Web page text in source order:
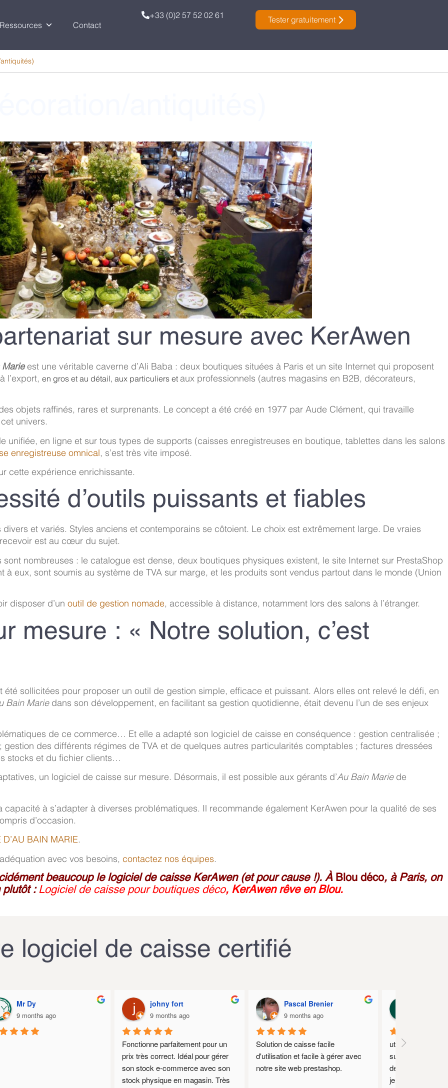
Ressources Contact
+33 (0)2 57 52 02 61 Tester gratuitement
sur mesure avec KerAwen
est une véritable caverne d’Ali Baba : deux boutiques situées à Paris et un site Internet qui proposent
l’export, en gros et au détail, aux particuliers et aux professionnels (autres magasins en B2B, décorateurs,
objets raffinés, rares et surprenants. Le concept a été créé en 1977 par Aude Clément, qui travaille
univers.
unifiée, en ligne et sur tous types de supports (caisses enregistreuses en boutique, tablettes dans les salons
enregistreuse omnical, s’est très vite imposé.
cette expérience enrichissante.
d’outils puissants et fiables
et variés. Styles anciens et contemporains se côtoient. Le choix est extrêmement large. De vraies
est au cœur du sujet.
nombreuses : le catalogue est dense, deux boutiques physiques existent, le site Internet sur PrestaShop
eux, sont soumis au système de TVA sur marge, et les produits sont vendus partout dans le monde (Union
disposer d’un outil de gestion nomade, accessible à distance, notamment lors des salons à l’étranger.
mesure : « Notre solution, c’est
sollicitées pour proposer un outil de gestion simple, efficace et puissant. Alors elles ont relevé le défi, en
Bain Mariedans son développement, en facilitant sa gestion quotidienne, était devenu l’un de ses enjeux
de ce commerce… Et elle a adapté son logiciel de caisse en conséquence : gestion centralisée ;
des différents régimes de TVA et de quelques autres particularités comptables ; factures dressées
stocks et du fichier clients…
un logiciel de caisse sur mesure. Désormais, il est possible aux gérants d’Au Bain Mariede
à s’adapter à diverses problématiques. Il recommande également KerAwen pour la qualité de ses
d’occasion.
D’AU BAIN MARIE.
avec vos besoins, contactez nos équipes.
beaucoup le logiciel de caisse KerAwen (et pour cause !). À Blou déco, à Paris, on
plutôt :Logiciel de caisse pour boutiques déco, KerAwen rêve en Blou.
logiciel de caisse certifié
Mr Dy
9 months ago
johny fort
9 months ago
Fonctionne parfaitement pour un
prix très correct. Idéal pour gérer
son stock e-commerce avec son
stock physique en magasin. Très
Pascal Brenier
9 months ago
Solution de caisse facile
d'utilisation et facile à gérer avec
notre site web prestashop.
utilisé au
sur prestashop.
de mes attentes.
je recommande